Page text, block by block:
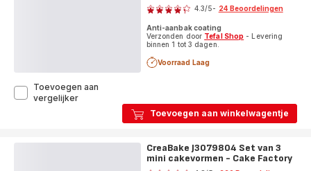
Toevoegen aan winkelwagentje
4.3/5- 24 Beoordelingen
Anti-aanbak coating
Verzonden door Tefal Shop - Levering
binnen 1 tot 3 dagen.
Voorraad Laag
Toevoegen aan
vergelijkerCreabake
3
CreaBake J3079804 Set van 3
mini cakevormen - Cake Factory
Beoordeling